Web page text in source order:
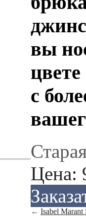
вы
с
Цена:
← Isabel Marant